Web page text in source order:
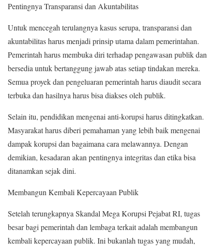
Pentingnya Transparansi dan Akuntabilitas
Untuk mencegah terulangnya kasus serupa, transparansi dan
akuntabilitas harus menjadi prinsip utama dalam pemerintahan.
Pemerintah harus membuka diri terhadap pengawasan publik dan
bersedia untuk bertanggung jawab atas setiap tindakan mereka.
Semua proyek dan pengeluaran pemerintah harus diaudit secara
terbuka dan hasilnya harus bisa diakses oleh publik.
Selain itu, pendidikan mengenai anti-korupsi harus ditingkatkan.
Masyarakat harus diberi pemahaman yang lebih baik mengenai
dampak korupsi dan bagaimana cara melawannya. Dengan
demikian, kesadaran akan pentingnya integritas dan etika bisa
ditanamkan sejak dini.
Membangun Kembali Kepercayaan Publik
Setelah terungkapnya Skandal Mega Korupsi Pejabat RI, tugas
besar bagi pemerintah dan lembaga terkait adalah membangun
kembali kepercayaan publik. Ini bukanlah tugas yang mudah,